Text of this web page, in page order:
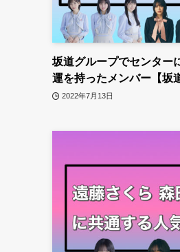
坂道グループでセンター
運を持ったメンバー【坂
2022年7月13日